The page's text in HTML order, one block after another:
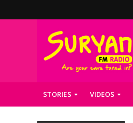
STORIES VIDEOS